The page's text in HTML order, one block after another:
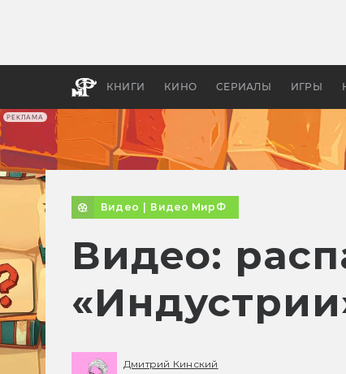
РЕКЛАМА
КНИГИ КИНО СЕРИАЛЫ ИГРЫ
Видео Видео МирФ
Видео:
Дмитрий Кинский